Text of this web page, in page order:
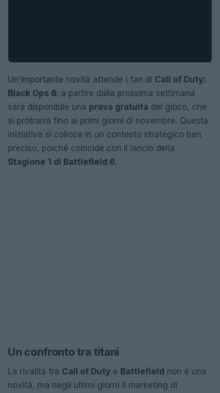
Un’importante novità attende i fan di Call of Duty:
Black Ops 6: a partire dalla prossima settimana
sarà disponibile una prova gratuita del gioco, che
si protrarrà fino ai primi giorni di novembre. Questa
iniziativa si colloca in un contesto strategico ben
preciso, poiché coincide con il lancio della
Stagione 1 di Battlefield 6.
Un confronto tra titani
La rivalità tra Call of Duty e Battlefield non è una
novità, ma negli ultimi giorni il marketing di